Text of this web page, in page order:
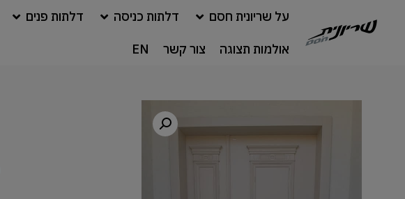
על שריונית חסם דלתות כניסה דלתות פנים
אולמות תצוגה צור קשר EN